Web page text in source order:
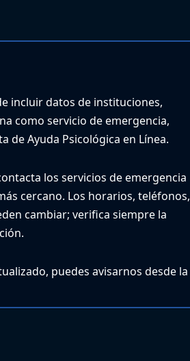
incluir datos de instituciones,
como servicio de emergencia,
de Ayuda Psicológica en Línea.
los servicios de emergencia
cercano. Los horarios, teléfonos,
cambiar; verifica siempre la
puedes avisarnos desde la